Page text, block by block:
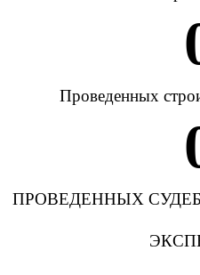
Проведенных
ПРОВЕДЕННЫХ